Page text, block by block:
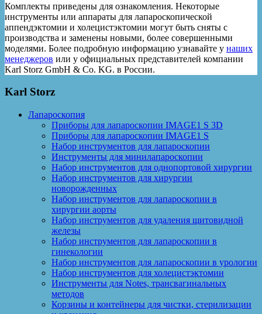
Комплекты приведены для ознакомления. Некоторые
инструменты или аппараты для лапароскопической
аппендэктомии и холецистэктомии могут быть сняты с
производства и заменены новыми, более совершенными
моделями. Более подробную информацию узнавайте у наших
менеджеров или у официальных представителей компании
Karl Storz GmbH & Co. KG. в России.
Karl Storz
Лапароскопия
Приборы для лапароскопии IMAGE1 S 3D
Приборы для лапароскопии IMAGE1 S
Набор инструментов для лапароскопии
Инструменты для минилапароскопии
Набор инструментов для однопортовой хирургии
Набор инструментов для хирургии
новорожденных
Набор инструментов для лапароскопии в
хирургии аорты
Набор инструментов для удаления щитовидной
железы
Набор инструментов для лапароскопии в
гинекологии
Набор инструментов для лапароскопии в урологии
Набор инструментов для холецистэктомии
Инструменты для Notes, трансвагинальных
методов
Корзины и контейнеры для чистки, стерилизации